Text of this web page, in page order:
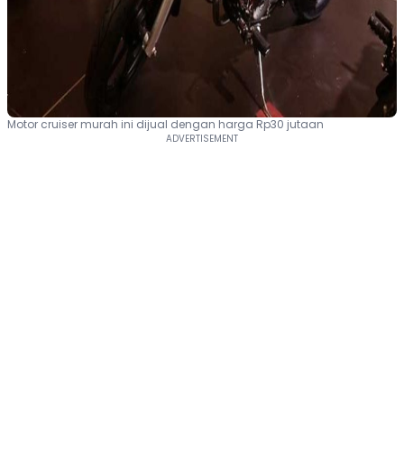
Motor cruiser murah ini dijual dengan harga Rp30 jutaan